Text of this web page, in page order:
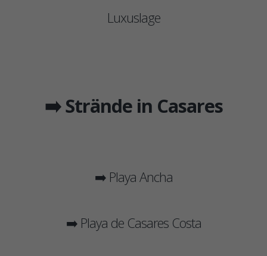
Luxuslage
➡️ Strände in Casares
➡️ Playa Ancha
➡️ Playa de Casares Costa